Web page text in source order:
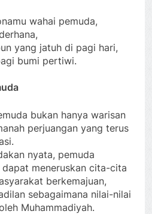
wahai pemuda,
yang jatuh di pagi hari,
bumi pertiwi.
bukan hanya warisan
perjuangan yang terus
nyata, pemuda
meneruskan cita-cita
berkemajuan,
sebagaimana nilai-nilai
Muhammadiyah.